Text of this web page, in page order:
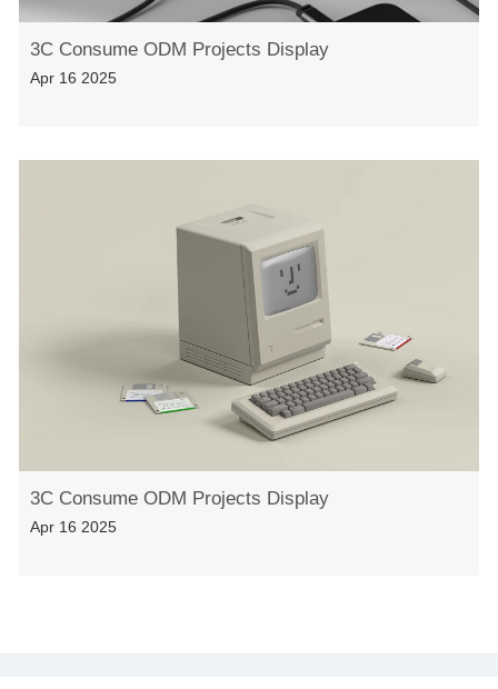
3C Consume ODM Projects Display
Apr 16 2025
3C Consume ODM Projects Display
Apr 16 2025